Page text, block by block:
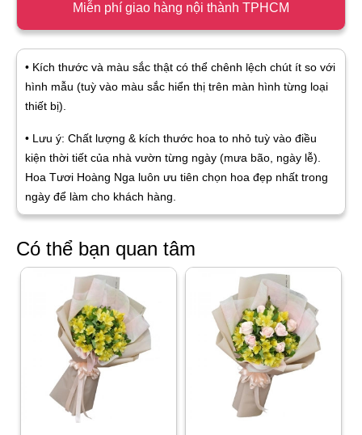
Miễn phí giao hàng nội thành TPHCM
• Kích thước và màu sắc thật có thể chênh lệch chút ít so với
hình mẫu (tuỳ vào màu sắc hiển thị trên màn hình từng loại
thiết bị).
• Lưu ý: Chất lượng & kích thước hoa to nhỏ tuỳ vào điều
kiện thời tiết của nhà vườn từng ngày (mưa bão, ngày lễ).
Hoa Tươi Hoàng Nga luôn ưu tiên chọn hoa đẹp nhất trong
ngày để làm cho khách hàng.
Có thể bạn quan tâm